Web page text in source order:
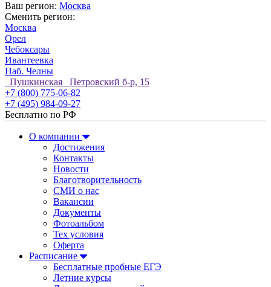
Ваш регион: Москва
Сменить регион:
Москва
Орел
Чебоксары
Ивантеевка
Наб. Челны
Пушкинская Петровский б-р, 15
+7 (800) 775-06-82
+7 (495) 984-09-27
Бесплатно по РФ
О компании
Достижения
Контакты
Новости
Благотворительность
СМИ о нас
Вакансии
Документы
Фотоальбом
Тех условия
Оферта
Расписание
Бесплатные пробные ЕГЭ
Летние курсы